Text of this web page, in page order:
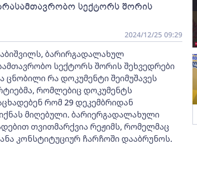
სექტორს შორის
2024/12/25 09:29
ბარირგადალახულ
სექტორს შორის შეხვედრები
რა დოკუმენტი შეიმუშავეს
რომლებიც დოკუმენტს
რომ 29 დეკემბრიდან
მიღებული. ბარიერგადალახული
თვითმარქვია რეჟიმს, რომელმაც
კონსტიტუციურ ჩარჩოში დააბრუნოს.